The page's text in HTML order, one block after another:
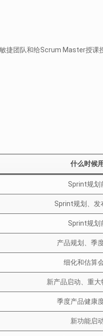
捷团队和给Scrum Master授课
什么时候用
Sprint规划
Sprint规划、发
Sprint规划
产品规划、季
细化和估算
新产品启动、重大
季度产品健康
新功能启